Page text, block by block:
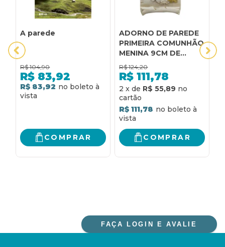
A parede
R$ 104,90
R$ 83,92
R$ 83,92
COMPRAR
ADORNO DE PAREDE
PRIMEIRA COMUNHÃO
MENINA 9CM DE
ALTURA CAIXA C/ 12
R$ 124,20
R$ 111,78
2 x de R$ 55,89
R$ 111,78
COMPRAR
FAÇA LOGIN E AVALIE